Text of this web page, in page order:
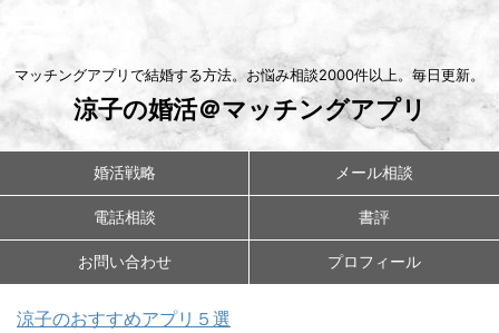
マッチングアプリで結婚する方法。お悩み相談2000件以上。毎日更新。
涼子の婚活＠マッチングアプリ
婚活戦略 メール相談
電話相談 書評
お問い合わせ プロフィール
涼子のおすすめアプリ５選